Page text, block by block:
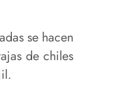
se hacen
de chiles